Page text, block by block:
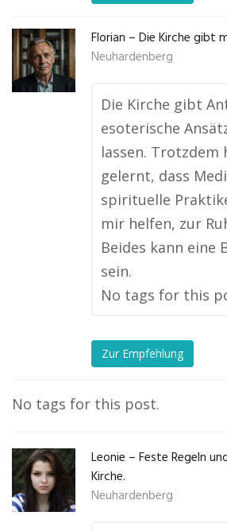
Florian – Die Kirche gibt
Neuhardenberg
Die Kirche gibt
esoterische
lassen. Trotzdem
gelernt, dass
spirituelle
mir helfen, zur
Beides kann eine
sein.
No tags for this
Zur Empfehlung
No tags for this post.
Leonie – Feste Regeln
Kirche.
Neuhardenberg